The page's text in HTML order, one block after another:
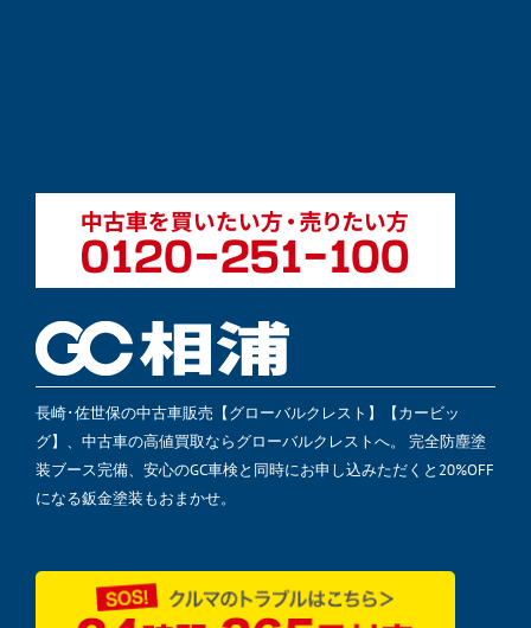
長崎･佐世保の中古車販売【グローバルクレスト】【カービッ
グ】、中古車の高値買取ならグローバルクレストへ。 完全防塵塗
装ブース完備、安心のGC車検と同時にお申し込みただくと20%OFF
になる鈑金塗装もおまかせ。